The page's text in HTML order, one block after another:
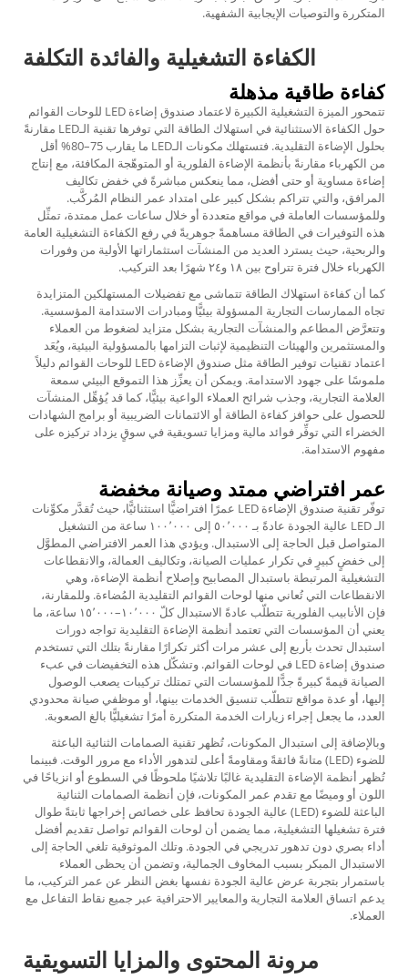
المتكررة والتوصيات الإيجابية الشفهية.
الكفاءة التشغيلية والفائدة التكلفة
كفاءة طاقية مذهلة
تتمحور الميزة التشغيلية الكبيرة لاعتماد صندوق إضاءة LED للوحات القوائم
حول الكفاءة الاستثنائية في استهلاك الطاقة التي توفرها تقنية الـLED مقارنةً
بحلول الإضاءة التقليدية. فتستهلك مكونات الـLED ما يقارب 75–80% أقل
من الكهرباء مقارنةً بأنظمة الإضاءة الفلورية أو المتوهّجة المكافئة، مع إنتاج
إضاءة مساوية أو حتى أفضل، مما ينعكس مباشرةً في خفض تكاليف
المرافق، والتي تتراكم بشكل كبير على امتداد عمر النظام المُركَّب.
وللمؤسسات العاملة في مواقع متعددة أو خلال ساعات عمل ممتدة، تمثِّل
هذه التوفيرات في الطاقة مساهمةً جوهريةً في رفع الكفاءة التشغيلية العامة
والربحية، حيث يسترد العديد من المنشآت استثماراتها الأولية من وفورات
الكهرباء خلال فترة تتراوح بين ١٨ و٢٤ شهرًا بعد التركيب.
كما أن كفاءة استهلاك الطاقة تتماشى مع تفضيلات المستهلكين المتزايدة
تجاه الممارسات التجارية المسؤولة بيئيًّا ومبادرات الاستدامة المؤسسية.
وتتعرَّض المطاعم والمنشآت التجارية بشكل متزايد لضغوط من العملاء
والمستثمرين والهيئات التنظيمية لإثبات التزامها بالمسؤولية البيئية، ويُعَد
اعتماد تقنيات توفير الطاقة مثل صندوق الإضاءة LED للوحات القوائم دليلاً
ملموسًا على جهود الاستدامة. ويمكن أن يعزِّز هذا التموقع البيئي سمعة
العلامة التجارية، وجذب شرائح العملاء الواعية بيئيًّا، كما قد يُؤهِّل المنشآت
للحصول على حوافز كفاءة الطاقة أو الائتمانات الضريبية أو برامج الشهادات
الخضراء التي توفِّر فوائد مالية ومزايا تسويقية في سوقٍ يزداد تركيزه على
مفهوم الاستدامة.
عمر افتراضي ممتد وصيانة مخفضة
توفّر تقنية صندوق الإضاءة LED عمرًا افتراضيًّا استثنائيًّا، حيث تُقدَّر مكوِّنات
الـ LED عالية الجودة عادةً بـ ٥٠٬٠٠٠ إلى ١٠٠٬٠٠٠ ساعة من التشغيل
المتواصل قبل الحاجة إلى الاستبدال. ويؤدي هذا العمر الافتراضي المطوَّل
إلى خفضٍ كبيرٍ في تكرار عمليات الصيانة، وتكاليف العمالة، والانقطاعات
التشغيلية المرتبطة باستبدال المصابيح وإصلاح أنظمة الإضاءة، وهي
الانقطاعات التي تُعاني منها لوحات القوائم التقليدية المُضاءة. وللمقارنة،
فإن الأنابيب الفلورية تتطلّب عادةً الاستبدال كلّ ١٠٬٠٠٠–١٥٬٠٠٠ ساعة، ما
يعني أن المؤسسات التي تعتمد أنظمة الإضاءة التقليدية تواجه دورات
استبدال تحدث بأربع إلى عشر مرات أكثر تكرارًا مقارنةً بتلك التي تستخدم
صندوق إضاءة LED في لوحات القوائم. وتشكّل هذه التخفيضات في عبء
الصيانة قيمةً كبيرةً جدًّا للمؤسسات التي تمتلك تركيبات يصعب الوصول
إليها، أو عدة مواقع تتطلّب تنسيق الخدمات بينها، أو موظفي صيانة محدودي
العدد، ما يجعل إجراء زيارات الخدمة المتكررة أمرًا تشغيليًّا بالغ الصعوبة.
وبالإضافة إلى استبدال المكونات، تُظهر تقنية الصمامات الثنائية الباعثة
للضوء (LED) متانةً فائقةً ومقاومةً أعلى لتدهور الأداء مع مرور الوقت. فبينما
تُظهر أنظمة الإضاءة التقليدية غالبًا تلاشيًا ملحوظًا في السطوع أو انزياحًا في
اللون أو وميضًا مع تقدم عمر المكونات، فإن أنظمة الصمامات الثنائية
الباعثة للضوء (LED) عالية الجودة تحافظ على خصائص إخراجها ثابتةً طوال
فترة تشغيلها التشغيلية، مما يضمن أن لوحات القوائم تواصل تقديم أفضل
أداء بصري دون تدهور تدريجي في الجودة. وتلك الموثوقية تلغي الحاجة إلى
الاستبدال المبكر بسبب المخاوف الجمالية، وتضمن أن يحظى العملاء
باستمرار بتجربة عرض عالية الجودة نفسها بغض النظر عن عمر التركيب، ما
يدعم اتساق العلامة التجارية والمعايير الاحترافية عبر جميع نقاط التفاعل مع
العملاء.
مرونة المحتوى والمزايا التسويقية